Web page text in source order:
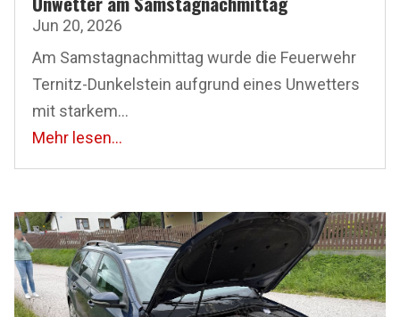
Jun 20, 2026
Am Samstagnachmittag wurde die Feuerwehr
Ternitz-Dunkelstein aufgrund eines Unwetters
mit starkem...
Mehr lesen...